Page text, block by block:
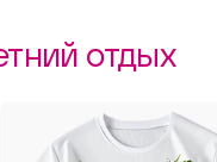
отдых